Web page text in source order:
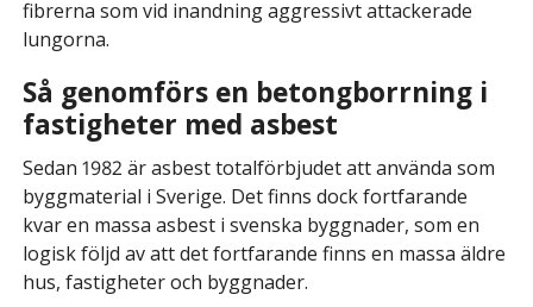
fibrerna som vid inandning aggressivt attackerade
lungorna.
Så genomförs en betongborrning i
fastigheter med asbest
Sedan 1982 är asbest totalförbjudet att använda som
byggmaterial i Sverige. Det finns dock fortfarande
kvar en massa asbest i svenska byggnader, som en
logisk följd av att det fortfarande finns en massa äldre
hus, fastigheter och byggnader.